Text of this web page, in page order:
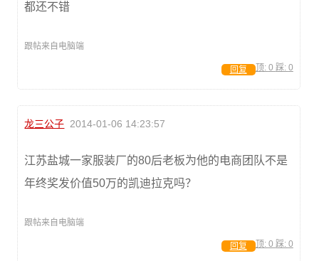
都还不错
跟帖来自电脑端
顶: 0 踩: 0
回复
龙三公子 2014-01-06 14:23:57
江苏盐城一家服装厂的80后老板为他的电商团队不是
年终奖发价值50万的凯迪拉克吗？
跟帖来自电脑端
顶: 0 踩: 0
回复